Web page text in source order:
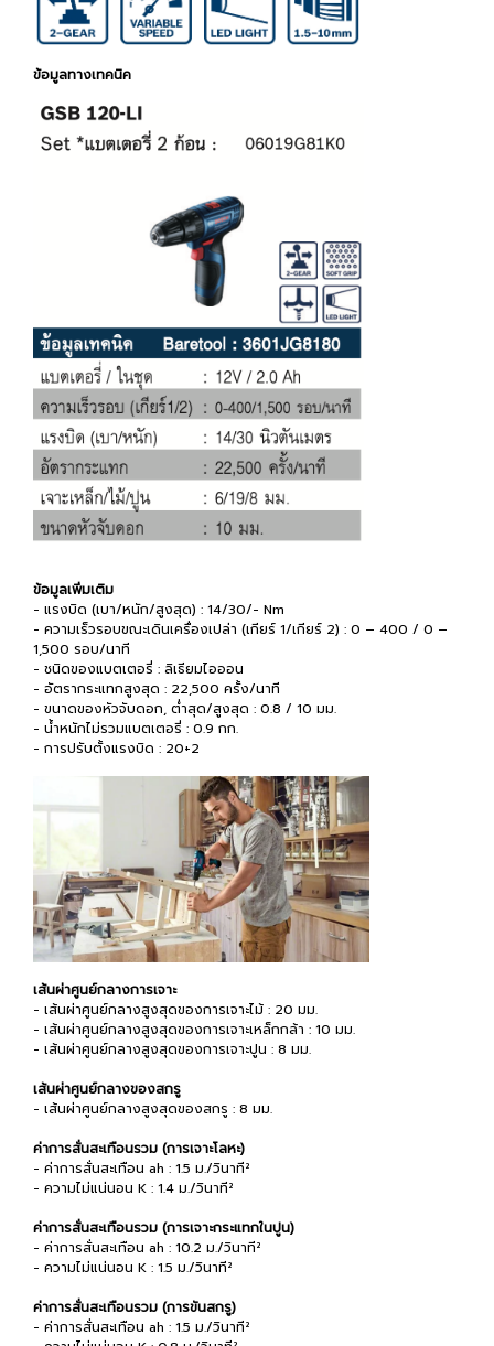
ข้อมูลทางเทคนิค
ข้อมูลเพิ่มเติม
- แรงบิด (เบา/หนัก/สูงสุด) : 14/30/- Nm
- ความเร็วรอบขณะเดินเครื่องเปล่า (เกียร์ 1/เกียร์ 2) : 0 – 400 / 0 –
1,500 รอบ/นาที
- ชนิดของแบตเตอรี่ : ลิเธียมไอออน
- อัตรากระแทกสูงสุด : 22,500 ครั้ง/นาที
- ขนาดของหัวจับดอก, ต่ำสุด/สูงสุด : 0.8 / 10 มม.
- น้ำหนักไม่รวมแบตเตอรี่ : 0.9 กก.
- การปรับตั้งแรงบิด : 20+2
เส้นผ่าศูนย์กลางการเจาะ
- เส้นผ่าศูนย์กลางสูงสุดของการเจาะไม้ : 20 มม.
- เส้นผ่าศูนย์กลางสูงสุดของการเจาะเหล็กกล้า : 10 มม.
- เส้นผ่าศูนย์กลางสูงสุดของการเจาะปูน : 8 มม.
เส้นผ่าศูนย์กลางของสกรู
- เส้นผ่าศูนย์กลางสูงสุดของสกรู : 8 มม.
ค่าการสั่นสะเทือนรวม (การเจาะโลหะ)
- ค่าการสั่นสะเทือน ah : 1.5 ม./วินาที²
- ความไม่แน่นอน K : 1.4 ม./วินาที²
ค่าการสั่นสะเทือนรวม (การเจาะกระแทกในปูน)
- ค่าการสั่นสะเทือน ah : 10.2 ม./วินาที²
- ความไม่แน่นอน K : 1.5 ม./วินาที²
ค่าการสั่นสะเทือนรวม (การขันสกรู)
- ค่าการสั่นสะเทือน ah : 1.5 ม./วินาที²